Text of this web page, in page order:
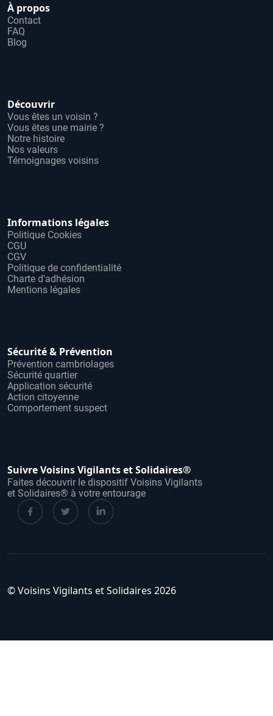
À propos
Contact
FAQ
Blog
Découvrir
Vous êtes un voisin ?
Vous êtes une mairie ?
Notre histoire
Nos valeurs
Témoignages voisins
Informations légales
Politique Cookies
CGU
CGV
Politique de confidentialité
Charte d'adhésion
Mentions légales
Sécurité & Prévention
Prévention cambriolages
Sécurité quartier
Application sécurité
Action citoyenne
Comportement suspect
Suivre Voisins Vigilants et Solidaires®
Faites découvrir le dispositif Voisins Vigilants
et Solidaires® à votre entourage
© Voisins Vigilants et Solidaires 2026